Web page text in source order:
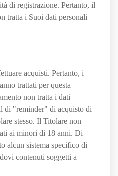
di registrazione. Pertanto, il
tratta i Suoi dati personali
acquisti. Pertanto, i
trattati per questa
non tratta i dati
di "reminder" di acquisto di
stesso. Il Titolare non
ai minori di 18 anni. Di
alcun sistema specifico di
contenuti soggetti a